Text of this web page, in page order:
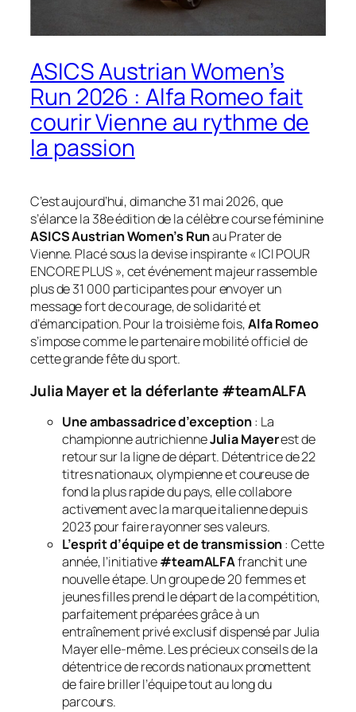
ASICS Austrian Women’s
Run 2026 : Alfa Romeo fait
courir Vienne au rythme de
la passion
C’est aujourd’hui, dimanche 31 mai 2026, que
s’élance la 38e édition de la célèbre course féminine
ASICS Austrian Women’s Runau Prater de
Vienne. Placé sous la devise inspirante « ICI POUR
ENCORE PLUS », cet événement majeur rassemble
plus de 31 000 participantes pour envoyer un
message fort de courage, de solidarité et
d’émancipation. Pour la troisième fois,Alfa Romeo
s’impose comme le partenaire mobilité officiel de
cette grande fête du sport.
Julia Mayer et la déferlante #teamALFA
Une ambassadrice d’exception: La
championne autrichienneJulia Mayerest de
retour sur la ligne de départ. Détentrice de 22
titres nationaux, olympienne et coureuse de
fond la plus rapide du pays, elle collabore
activement avec la marque italienne depuis
2023 pour faire rayonner ses valeurs.
L’esprit d’équipe et de transmission: Cette
année, l’initiative#teamALFAfranchit une
nouvelle étape. Un groupe de 20 femmes et
jeunes filles prend le départ de la compétition,
parfaitement préparées grâce à un
entraînement privé exclusif dispensé par Julia
Mayer elle-même. Les précieux conseils de la
détentrice de records nationaux promettent
de faire briller l’équipe tout au long du
parcours.